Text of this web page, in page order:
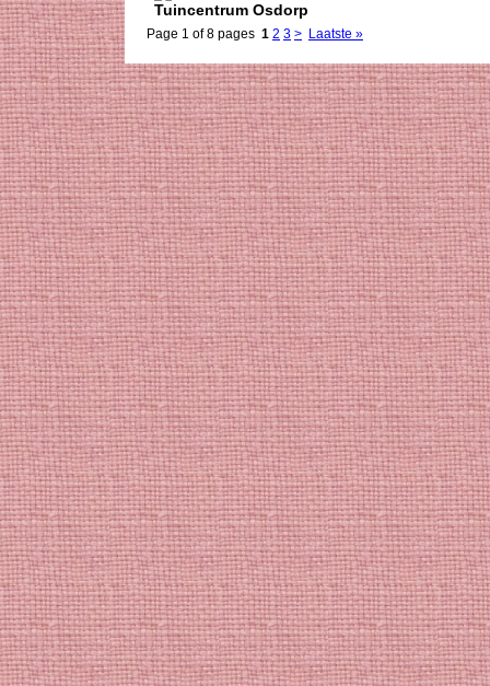
Tuincentrum Osdorp
Page 1 of 8 pages 1 2 3 > Laatste »